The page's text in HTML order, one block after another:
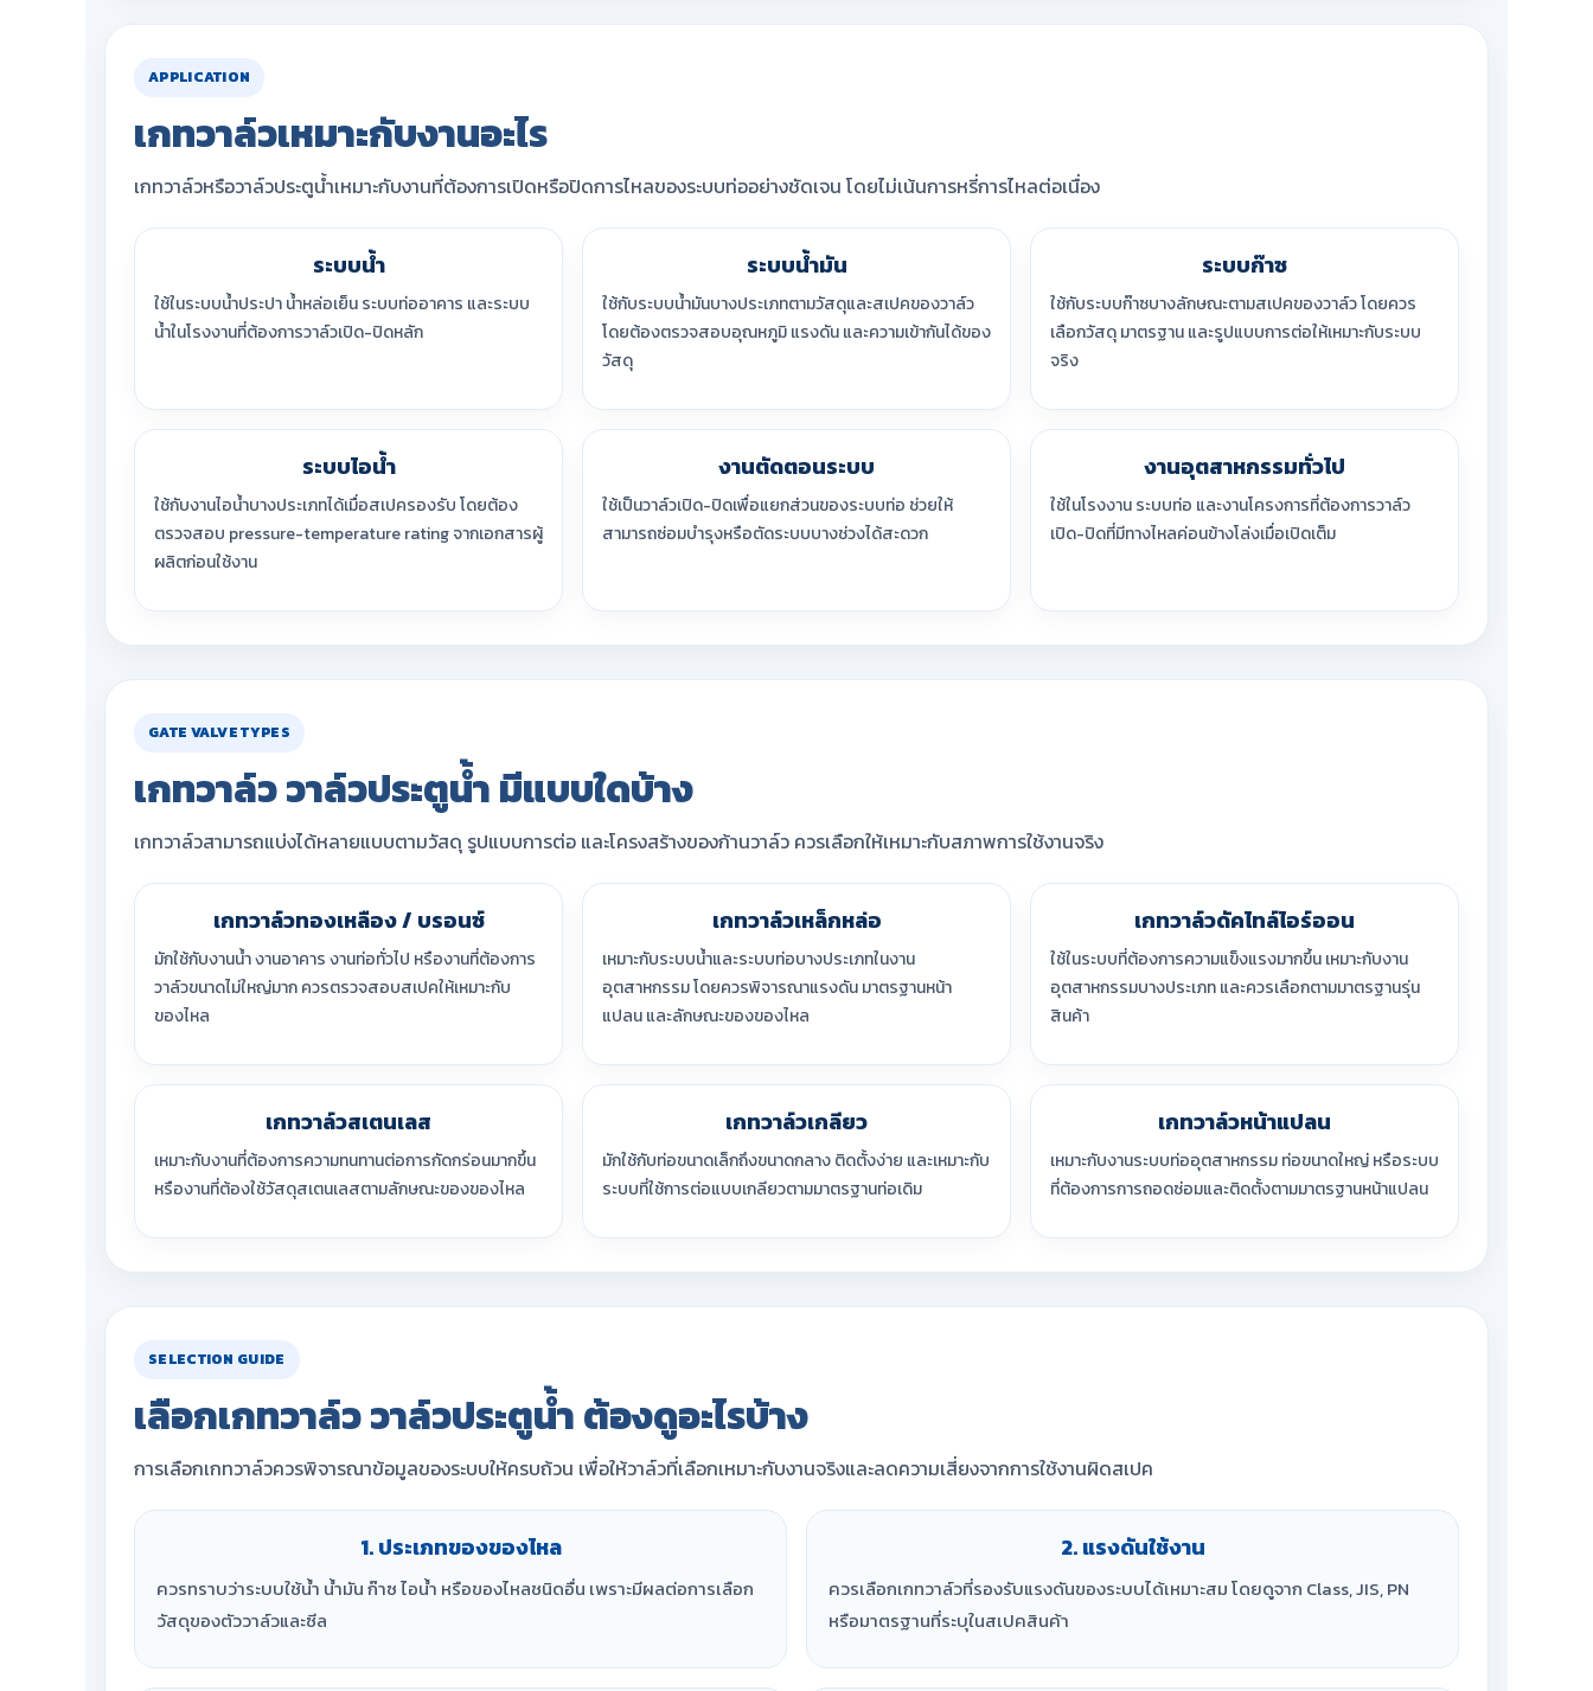
APPLICATION
เกทวาล์วเหมาะกับงานอะไร
เกทวาล์วหรือวาล์วประตูน้ำเหมาะกับงานที่ต้องการเปิดหรือปิดการไหลของระบบท่ออย่างชัดเจน โดยไม่เน้นการหรี่การไหลต่อเนื่อง
ระบบน้ำ
ใช้ในระบบน้ำประปา น้ำหล่อเย็น ระบบท่ออาคาร และระบบ
น้ำในโรงงานที่ต้องการวาล์วเปิด-ปิดหลัก
ระบบน้ำมัน
ใช้กับระบบน้ำมันบางประเภทตามวัสดุและสเปคของวาล์ว
โดยต้องตรวจสอบอุณหภูมิ แรงดัน และความเข้ากันได้ของ
วัสดุ
ระบบก๊าซ
ใช้กับระบบก๊าซบางลักษณะตามสเปคของวาล์ว โดยควร
เลือกวัสดุ มาตรฐาน และรูปแบบการต่อให้เหมาะกับระบบ
จริง
ระบบไอน้ำ
ใช้กับงานไอน้ำบางประเภทได้เมื่อสเปครองรับ โดยต้อง
ตรวจสอบ pressure-temperature rating จากเอกสารผู้
ผลิตก่อนใช้งาน
งานตัดตอนระบบ
ใช้เป็นวาล์วเปิด-ปิดเพื่อแยกส่วนของระบบท่อ ช่วยให้
สามารถซ่อมบำรุงหรือตัดระบบบางช่วงได้สะดวก
งานอุตสาหกรรมทั่วไป
ใช้ในโรงงาน ระบบท่อ และงานโครงการที่ต้องการวาล์ว
เปิด-ปิดที่มีทางไหลค่อนข้างโล่งเมื่อเปิดเต็ม
GATE VALVE TYPES
เกทวาล์ว วาล์วประตูน้ำ มีแบบใดบ้าง
เกทวาล์วสามารถแบ่งได้หลายแบบตามวัสดุ รูปแบบการต่อ และโครงสร้างของก้านวาล์ว ควรเลือกให้เหมาะกับสภาพการใช้งานจริง
เกทวาล์วทองเหลือง / บรอนซ์
มักใช้กับงานน้ำ งานอาคาร งานท่อทั่วไป หรืองานที่ต้องการ
วาล์วขนาดไม่ใหญ่มาก ควรตรวจสอบสเปคให้เหมาะกับ
ของไหล
เกทวาล์วเหล็กหล่อ
เหมาะกับระบบน้ำและระบบท่อบางประเภทในงาน
อุตสาหกรรม โดยควรพิจารณาแรงดัน มาตรฐานหน้า
แปลน และลักษณะของของไหล
เกทวาล์วดัคไทล์ไอร์ออน
ใช้ในระบบที่ต้องการความแข็งแรงมากขึ้น เหมาะกับงาน
อุตสาหกรรมบางประเภท และควรเลือกตามมาตรฐานรุ่น
สินค้า
เกทวาล์วสเตนเลส
เหมาะกับงานที่ต้องการความทนทานต่อการกัดกร่อนมากขึ้น
หรืองานที่ต้องใช้วัสดุสเตนเลสตามลักษณะของของไหล
เกทวาล์วเกลียว
มักใช้กับท่อขนาดเล็กถึงขนาดกลาง ติดตั้งง่าย และเหมาะกับ
ระบบที่ใช้การต่อแบบเกลียวตามมาตรฐานท่อเดิม
เกทวาล์วหน้าแปลน
เหมาะกับงานระบบท่ออุตสาหกรรม ท่อขนาดใหญ่ หรือระบบ
ที่ต้องการการถอดซ่อมและติดตั้งตามมาตรฐานหน้าแปลน
SELECTION GUIDE
เลือกเกทวาล์ว วาล์วประตูน้ำ ต้องดูอะไรบ้าง
การเลือกเกทวาล์วควรพิจารณาข้อมูลของระบบให้ครบถ้วน เพื่อให้วาล์วที่เลือกเหมาะกับงานจริงและลดความเสี่ยงจากการใช้งานผิดสเปค
1. ประเภทของของไหล
ควรทราบว่าระบบใช้น้ำ น้ำมัน ก๊าซ ไอน้ำ หรือของไหลชนิดอื่น เพราะมีผลต่อการเลือก
วัสดุของตัววาล์วและซีล
2. แรงดันใช้งาน
ควรเลือกเกทวาล์วที่รองรับแรงดันของระบบได้เหมาะสม โดยดูจาก Class, JIS, PN
หรือมาตรฐานที่ระบุในสเปคสินค้า